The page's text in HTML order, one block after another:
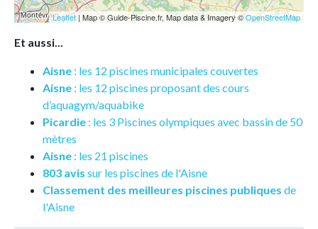
Leaflet | Map © Guide-Piscine.fr, Map data & Imagery ©OpenStreetMap
Et aussi...
Aisne : les 12 piscines municipales couvertes
Aisne : les 12 piscines proposant des cours
d’aquagym/aquabike
Picardie : les 3 Piscines olympiques avec bassin de 50
mètres
Aisne : les 21 piscines
803 avis sur les piscines de l'Aisne
Classement des meilleures piscines publiques de
l'Aisne